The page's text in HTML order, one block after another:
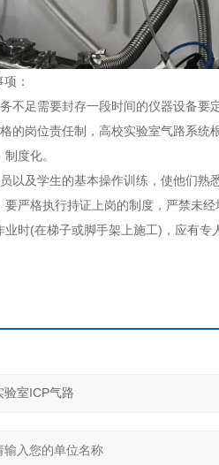
：
足需要封存一段时间的仪器设备要
岗位责任制，高校实验室气路系统
度化。
及学生的基本操作训练，使他们熟
严格执行持证上岗的制度，严禁未
时(在梯子或脚手架上施工)，应有